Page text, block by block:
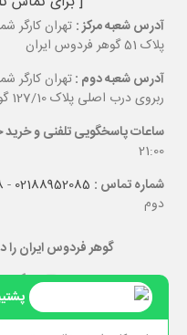
آدرس شعبه مرکز : تهران کارگر
پلاک 51 گوهر فردوس ایران
آدرس شعبه دوم :تهران کارگر
ربروی درب اصلی پلاک 127/10 گوهر فردوس ایران
ساعات پاسخگویی تلفنی و
21:00
شماره تماس : 02188952085
-
دوم
گوهر فردوس ایران را